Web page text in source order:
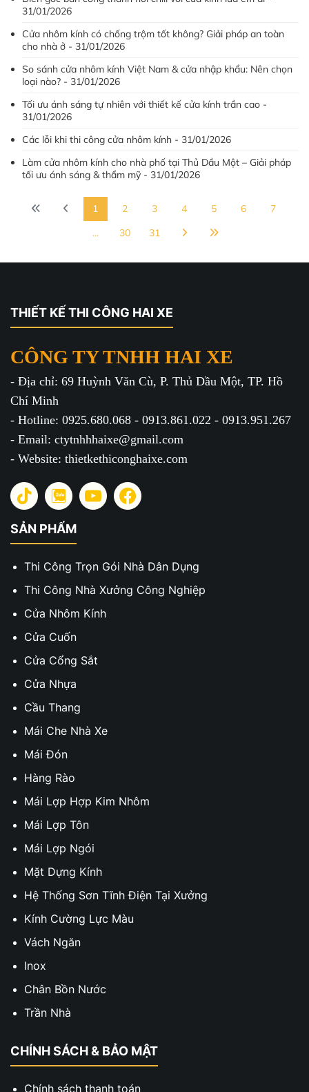
31/01/2026
Cửa nhôm kính có chống trộm tốt không? Giải pháp an toàn
cho nhà ở - 31/01/2026
So sánh cửa nhôm kính Việt Nam & cửa nhập khẩu: Nên chọn
loại nào? - 31/01/2026
Tối ưu ánh sáng tự nhiên với thiết kế cửa kính trần cao -
31/01/2026
Các lỗi khi thi công cửa nhôm kính - 31/01/2026
Làm cửa nhôm kính cho nhà phố tại Thủ Dầu Một – Giải pháp
tối ưu ánh sáng & thẩm mỹ - 31/01/2026
1 2 3 4 5 6
7
...
30 31
THIẾT KẾ THI CÔNG HAI XE
CÔNG TY TNHH HAI XE
- Địa chỉ: 69 Huỳnh Văn Cù, P. Thủ Dầu Một, TP. Hồ
Chí Minh
- Hotline: 0925.680.068 - 0913.861.022 - 0913.951.267
- Email: ctytnhhhaixe@gmail.com
- Website: thietkethiconghaixe.com
SẢN PHẨM
Thi Công Trọn Gói Nhà Dân Dụng
Thi Công Nhà Xưởng Công Nghiệp
Cửa Nhôm Kính
Cửa Cuốn
Cửa Cổng Sắt
Cửa Nhựa
Cầu Thang
Mái Che Nhà Xe
Mái Đón
Hàng Rào
Mái Lợp Hợp Kim Nhôm
Mái Lợp Tôn
Mái Lợp Ngói
Mặt Dựng Kính
Hệ Thống Sơn Tĩnh Điện Tại Xưởng
Kính Cường Lực Màu
Vách Ngăn
Inox
Chân Bồn Nước
Trần Nhà
CHÍNH SÁCH & BẢO MẬT
Chính sách thanh toán